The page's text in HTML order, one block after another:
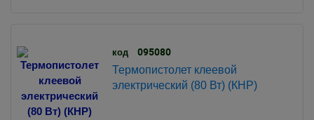
код 095080
Термопистолет клеевой
электрический (80 Вт) (КНР)